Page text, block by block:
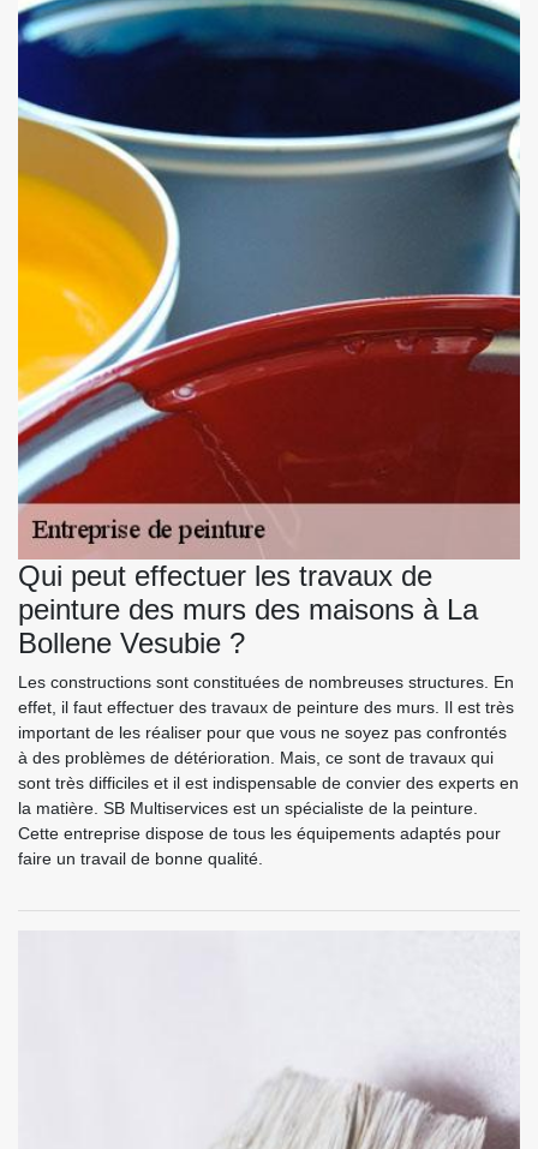
Qui peut effectuer les travaux de
peinture des murs des maisons à La
Bollene Vesubie ?
Les constructions sont constituées de nombreuses structures. En
effet, il faut effectuer des travaux de peinture des murs. Il est très
important de les réaliser pour que vous ne soyez pas confrontés
à des problèmes de détérioration. Mais, ce sont de travaux qui
sont très difficiles et il est indispensable de convier des experts en
la matière. SB Multiservices est un spécialiste de la peinture.
Cette entreprise dispose de tous les équipements adaptés pour
faire un travail de bonne qualité.